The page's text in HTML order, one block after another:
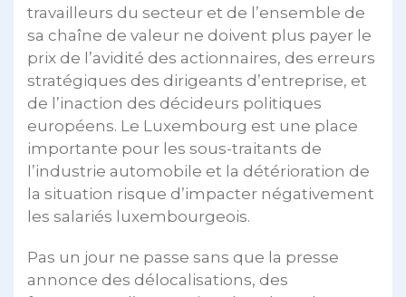
travailleurs du secteur et de l’ensemble de
sa chaîne de valeur ne doivent plus payer le
prix de l’avidité des actionnaires, des erreurs
stratégiques des dirigeants d’entreprise, et
de l’inaction des décideurs politiques
européens. Le Luxembourg est une place
importante pour les sous-traitants de
l’industrie automobile et la détérioration de
la situation risque d’impacter négativement
les salariés luxembourgeois.
Pas un jour ne passe sans que la presse
annonce des délocalisations, des